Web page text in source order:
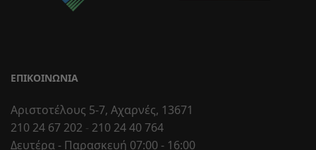
ΕΠΙΚΟΙΝΩΝΊΑ
Αριστοτέλους 5-7, Αχαρνές, 13671
210 24 67 202 - 210 24 40 764
Δευτέρα - Παρασκευή 07:00 - 16:00